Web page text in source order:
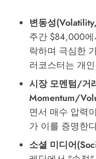
변동성
주간 $84,000
락하며 극심한
러코스터는 개
시장 모멘텀/거
Momentum/
면서 매수 압력
가 이를 증명한
소셜 미디어